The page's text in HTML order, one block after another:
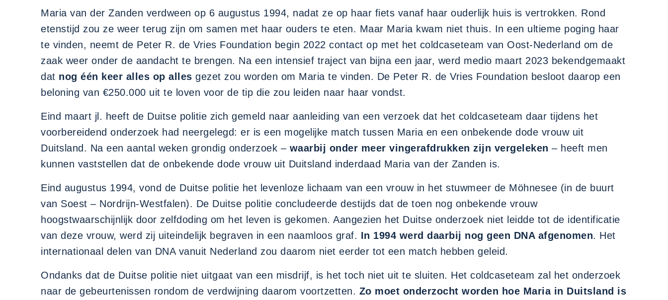
Maria van der Zanden verdween op 6 augustus 1994, nadat ze op haar fiets vanaf haar ouderlijk huis is vertrokken. Rond
etenstijd zou ze weer terug zijn om samen met haar ouders te eten. Maar Maria kwam niet thuis. In een ultieme poging haar
te vinden, neemt de Peter R. de Vries Foundation begin 2022 contact op met het coldcaseteam van Oost-Nederland om de
zaak weer onder de aandacht te brengen. Na een intensief traject van bijna een jaar, werd medio maart 2023 bekendgemaakt
dat nog één keer alles op alles gezet zou worden om Maria te vinden. De Peter R. de Vries Foundation besloot daarop een
beloning van €250.000 uit te loven voor de tip die zou leiden naar haar vondst.
Eind maart jl. heeft de Duitse politie zich gemeld naar aanleiding van een verzoek dat het coldcaseteam daar tijdens het
voorbereidend onderzoek had neergelegd: er is een mogelijke match tussen Maria en een onbekende dode vrouw uit
Duitsland. Na een aantal weken grondig onderzoek – waarbij onder meer vingerafdrukken zijn vergeleken – heeft men
kunnen vaststellen dat de onbekende dode vrouw uit Duitsland inderdaad Maria van der Zanden is.
Eind augustus 1994, vond de Duitse politie het levenloze lichaam van een vrouw in het stuwmeer de Möhnesee (in de buurt
van Soest – Nordrijn-Westfalen). De Duitse politie concludeerde destijds dat de toen nog onbekende vrouw
hoogstwaarschijnlijk door zelfdoding om het leven is gekomen. Aangezien het Duitse onderzoek niet leidde tot de identificatie
van deze vrouw, werd zij uiteindelijk begraven in een naamloos graf. In 1994 werd daarbij nog geen DNA afgenomen. Het
internationaal delen van DNA vanuit Nederland zou daarom niet eerder tot een match hebben geleid.
Ondanks dat de Duitse politie niet uitgaat van een misdrijf, is het toch niet uit te sluiten. Het coldcaseteam zal het onderzoek
naar de gebeurtenissen rondom de verdwijning daarom voortzetten. Zo moet onderzocht worden hoe Maria in Duitsland is